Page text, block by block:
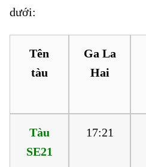
dưới:
Tên
tàu
Ga La
Hai
Tàu
SE21
17:21